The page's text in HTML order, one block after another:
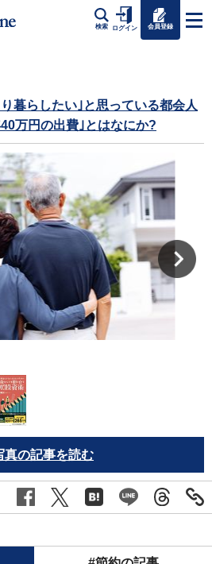
検索 ログイン 会員登録
暮らしたい｣と思っている都会人
万円の出費｣とはなにか?
真の記事を読む